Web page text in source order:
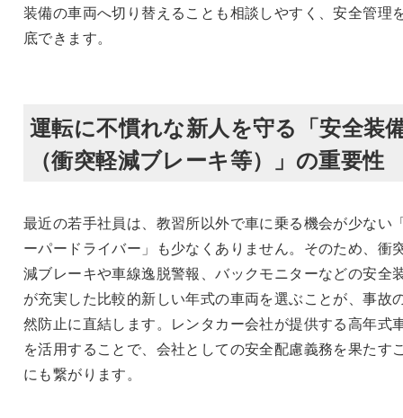
装備の車両へ切り替えることも相談しやすく、安全管理
底できます。
運転に不慣れな新人を守る「安全装
（衝突軽減ブレーキ等）」の重要性
最近の若手社員は、教習所以外で車に乗る機会が少ない
ーパードライバー」も少なくありません。そのため、衝
減ブレーキや車線逸脱警報、バックモニターなどの安全
が充実した比較的新しい年式の車両を選ぶことが、事故
然防止に直結します。レンタカー会社が提供する高年式
を活用することで、会社としての安全配慮義務を果たす
にも繋がります。